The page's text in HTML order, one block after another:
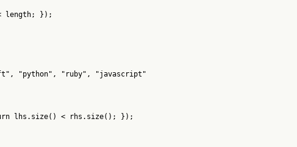
length; });
"python", "ruby", "javascript"
lhs.size() < rhs.size(); });